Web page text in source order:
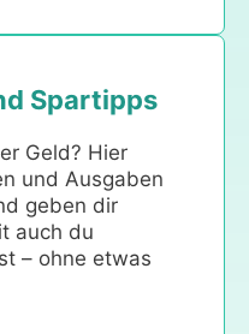
Spartipps
Geld? Hier
und Ausgaben
geben dir
auch du
– ohne etwas